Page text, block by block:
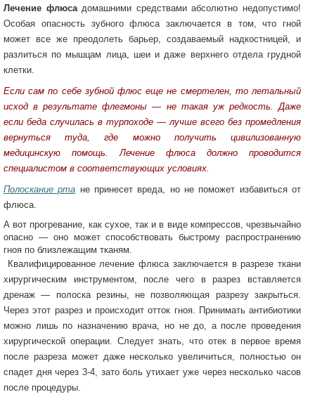
Лечение флюсадомашними средствами абсолютно недопустимо!
Особая опасность зубного флюса заключается в том, что гной
может все же преодолеть барьер, создаваемый надкостницей, и
разлиться по мышцам лица, шеи и даже верхнего отдела грудной
клетки.
Если сам по себе зубной флюс еще не смертелен, то летальный
исход в результате флегмоны — не такая уж редкость. Даже
если беда случилась в турпоходе — лучше всего без промедления
вернуться туда, где можно получить цивилизованную
медицинскую помощь. Лечение флюса должно проводится
специалистом в соответствующих условиях.
Полоскание рта не принесет вреда, но не поможет избавиться от
флюса.
А вот прогревание, как сухое, так и в виде компрессов, чрезвычайно
опасно — оно может способствовать быстрому распространению
гноя по близлежащим тканям.
Квалифицированное лечение флюса заключается в разрезе ткани
хирургическим инструментом, после чего в разрез вставляется
дренаж — полоска резины, не позволяющая разрезу закрыться.
Через этот разрез и происходит отток гноя. Принимать антибиотики
можно лишь по назначению врача, но не до, а после проведения
хирургической операции. Следует знать, что отек в первое время
после разреза может даже несколько увеличиться, полностью он
спадет дня через 3-4, зато боль утихает уже через несколько часов
после процедуры.